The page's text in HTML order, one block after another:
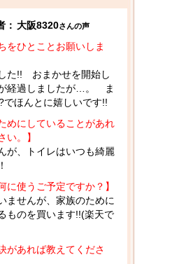
： 大阪8320さんの声
をひとことお願いしま
た!! おまかせを開始し
経過しましたが…。 ま
でほんとに嬉しいです!!
めにしていることがあれ
い。】
が、トイレはいつも綺麗
に使うご予定ですか？】
ませんが、家族のために
ものを買います!!(楽天で
があれば教えてくださ